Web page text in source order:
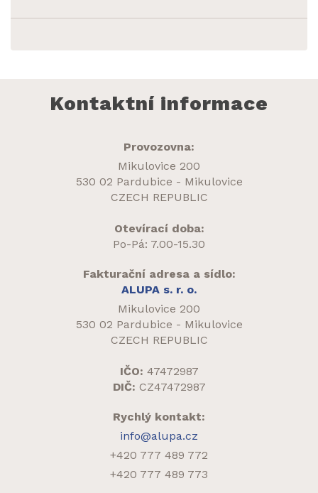
Kontaktní informace
Provozovna:
Mikulovice 200
530 02 Pardubice - Mikulovice
CZECH REPUBLIC
Otevírací doba:
Po-Pá: 7.00-15.30
Fakturační adresa a sídlo:
ALUPA s. r. o.
Mikulovice 200
530 02 Pardubice - Mikulovice
CZECH REPUBLIC
IČO: 47472987
DIČ: CZ47472987
Rychlý kontakt:
info@alupa.cz
+420 777 489 772
+420 777 489 773